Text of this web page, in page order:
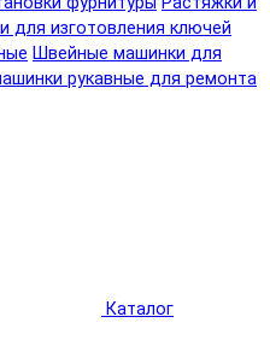
для изготовления ключей
Швейные машинки для
рукавные для ремонта
Каталог